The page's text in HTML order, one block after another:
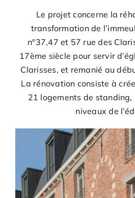
Le projet concerne la
transformation de
n°37,47 et 57 rue des
17ème siècle pour servir
Clarisses, et remanié au
La rénovation consiste à
21 logements de
niveaux de